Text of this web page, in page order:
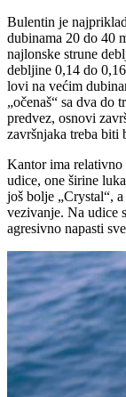
Bulentin je
dubinama 20 do 40
najlonske strune
debljine 0,14 do
lovi na većim
„očenaš“ sa dva do
predvez, osnovi
završnjaka treba biti
Kantor ima relativno
udice, one širine
još bolje „Crystal“,
vezivanje. Na udice
agresivno napasti